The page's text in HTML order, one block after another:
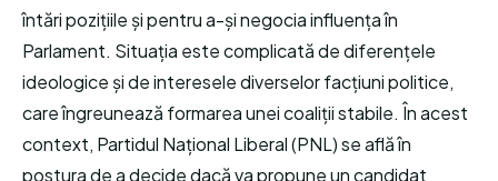
întări pozițiile și pentru a-și negocia influența în
Parlament. Situația este complicată de diferențele
ideologice și de interesele diverselor facțiuni politice,
care îngreunează formarea unei coaliții stabile. În acest
context, Partidul Național Liberal (PNL) se află în
postura de a decide dacă va propune un candidat